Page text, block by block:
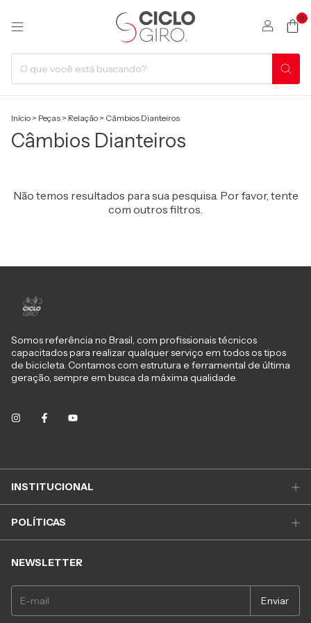
0
Início > Peças > Relação > Câmbios Dianteiros
Câmbios Dianteiros
Não temos resultados para sua pesquisa. Por favor, tente
com outros filtros.
Somos referência no Brasil, com profissionais técnicos
capacitados para realizar qualquer serviço em todos os tipos
de bicicleta. Contamos com estrutura e ferramental de última
geração, sempre em busca da máxima qualidade.
INSTITUCIONAL
POLÍTICAS
NEWSLETTER